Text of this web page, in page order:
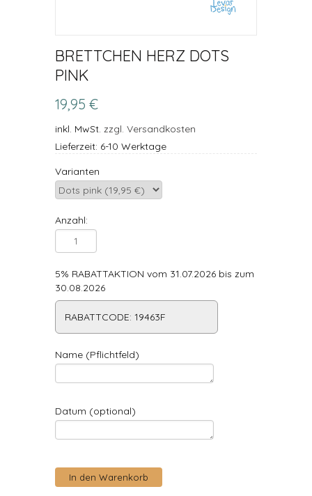
BRETTCHEN HERZ DOTS
PINK
19,95 €
inkl. MwSt. zzgl. Versandkosten
Lieferzeit: 6-10 Werktage
Varianten
Anzahl:
5% RABATTAKTION vom 31.07.2026 bis zum
30.08.2026
RABATTCODE: 19463F
Name (Pflichtfeld)
Datum (optional)